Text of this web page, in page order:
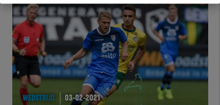
WEDSTRIJD 03-02-2021